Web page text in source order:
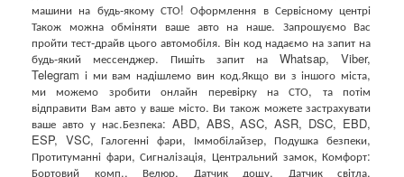
машини на будь-якому СТО! Оформлення в Сервісному центрі
Також можна обміняти ваше авто на наше. Запрошуємо Вас
пройти тест-драйв цього автомобіля. Він код надаємо на запит на
будь-який мессенджер. Пишіть запит на Whatsap, Viber,
Telegram і ми вам надішлемо вин код.Якщо ви з іншого міста,
ми можемо зробити онлайн перевірку на СТО, та потім
відправити Вам авто у ваше місто. Ви також можете застрахувати
ваше авто у нас.Безпека: ABD, ABS, ASC, ASR, DSC, EBD,
ESP, VSC, Галогенні фари, Іммобілайзер, Подушка безпеки,
Протитуманні фари, Сигналізація, Центральний замок, Комфорт:
Бортовий комп., Велюр, Датчик дощу, Датчик світла,